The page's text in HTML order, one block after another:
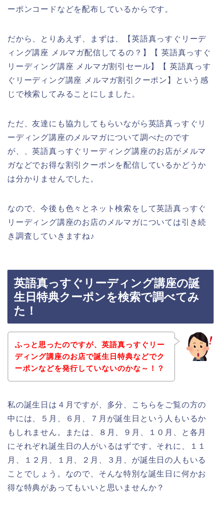
ーポンコードなどを配布しているからです。
だから、とりあえず、まずは、【英語真っすぐリーデ
ィング講座 メルマガ配信してるの？】【 英語真っすぐ
リーディング講座 メルマガ割引セール】【 英語真っす
ぐリーディング講座 メルマガ割引クーポン】という感
じで検索してみることにしました。
ただ、友達にも協力してもらいながら英語真っすぐリ
ーディング講座のメルマガについて調べたのです
が、、英語真っすぐリーディング講座のお店がメルマ
ガなどでお得な割引クーポンを配信しているかどうか
は分かりませんでした。
なので、今後も色々とネット検索をして英語真っすぐ
リーディング講座のお店のメルマガについては引き続
き調査していきますね♪
英語真っすぐリーディング講座の誕
生日特典クーポンを検索で調べてみ
た！
ふっと思ったのですが、英語真っすぐリー
ディング講座のお店で誕生日特典などでク
ーポンなどを発行していないのかな～！？
私の誕生日は４月ですが、多分、こちらをご覧の方の
中には、５月、６月、７月が誕生日という人もいるか
もしれません。または、８月、９月、１０月、と各月
にそれぞれ誕生日の人がいるはずです。それに、１１
月、１２月、１月、２月、３月、が誕生日の人もいる
ことでしょう。なので、そんな特別な誕生日に何かお
得な特典があってもいいと思いませんか？